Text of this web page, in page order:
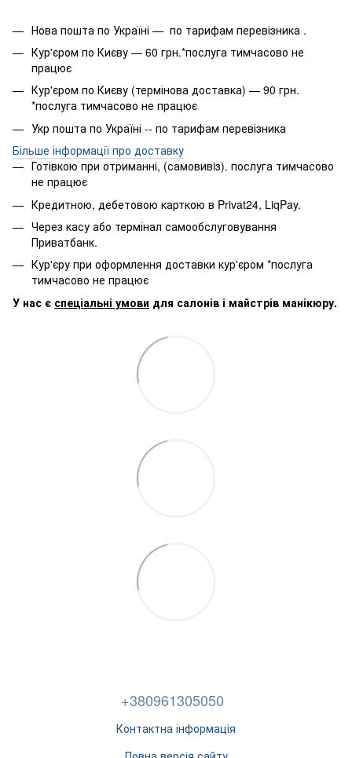
Нова пошта по Україні — по тарифам перевізника .
Кур'єром по Києву — 60 грн.*послуга тимчасово не
працює
Кур'єром по Києву (термінова доставка) — 90 грн.
*послуга тимчасово не працює
Укр пошта по Україні -- по тарифам перевізника
Більше інформації про доставку
Готівкою при отриманні, (самовивiз). послуга тимчасово
не працює
Кредитною, дебетовою карткою в Privat24, LiqPay.
Через касу або термінал самообслуговування
Приватбанк.
Кур'єру при оформлення доставки кур'єром *послуга
тимчасово не працює
У нас є спеціальні умови для салонів і майстрів манікюру.
+380961305050
Контактна інформація